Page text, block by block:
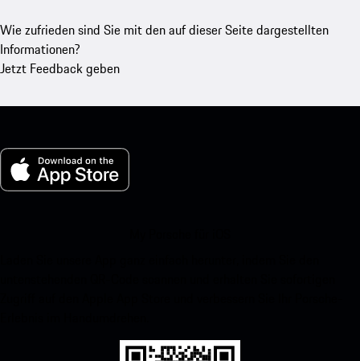
Wie zufrieden sind Sie mit den auf dieser Seite dargestellten
Informationen?
Jetzt Feedback geben